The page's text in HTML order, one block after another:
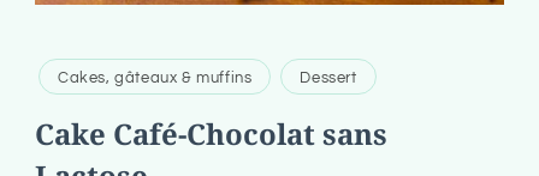
Cakes, gâteaux & muffins Dessert
Cake Café-Chocolat sans